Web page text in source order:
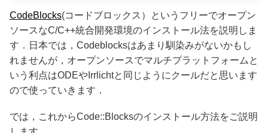
CodeBlocks(コードブロックス）というフリーでオープン
ソースなC/C++統合開発環境のインストール法を説明しま
す．日本では，Codeblocksはあまり馴染みがないかもし
れませんが，オープンソースでマルチプラットフォームと
いう利点はODEやIrrlichtと同じようにクールだと思います
ので使っていきます．
では，これからCode::Blocksのインストール方法をご説明